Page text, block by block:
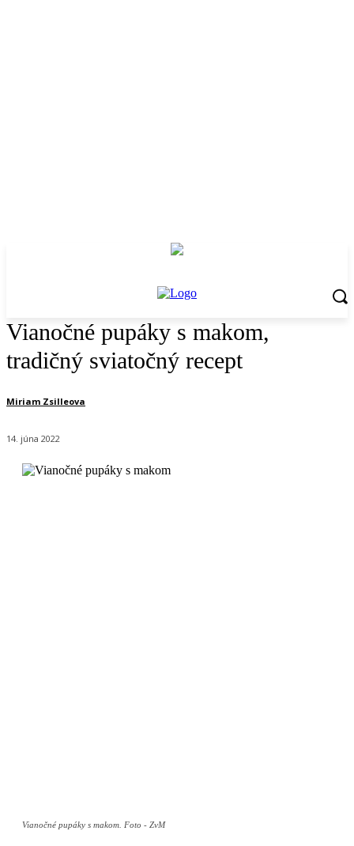
Vianočné pupáky s makom,
tradičný sviatočný recept
Miriam Zsilleova
14. júna 2022
Vianočné pupáky s makom. Foto - ZvM